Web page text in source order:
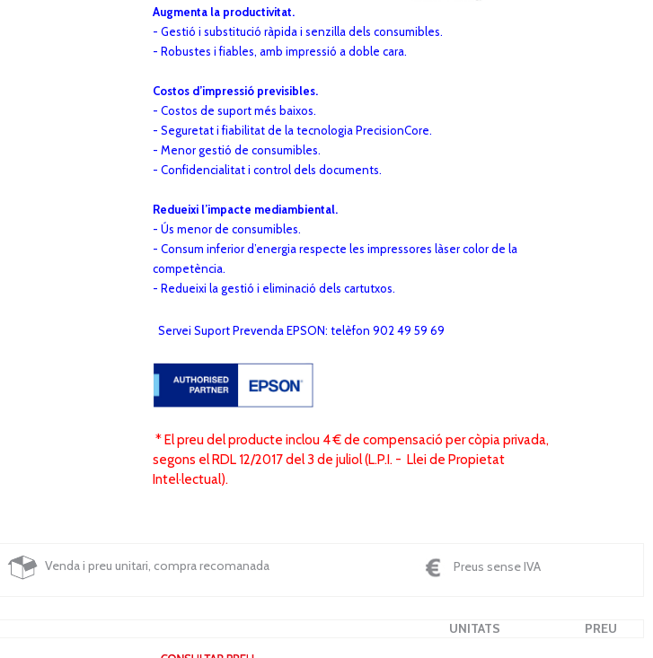
Augmenta la productivitat.
- Gestió i substitució ràpida i senzilla dels consumibles.
- Robustes i fiables, amb impressió a doble cara.
Costos d’impressió previsibles.
- Costos de suport més baixos.
- Seguretat i fiabilitat de la tecnologia PrecisionCore.
- Menor gestió de consumibles.
- Confidencialitat i control dels documents.
Redueixi l’impacte mediambiental.
- Ús menor de consumibles.
- Consum inferior d’energia respecte les impressores làser color de la
competència.
- Redueixi la gestió i eliminació dels cartutxos.
Servei Suport Prevenda EPSON: telèfon 902 49 59 69
* El preu del producte inclou 4 € de compensació per còpia privada,
segons el RDL 12/2017 del 3 de juliol (L.P.I. - Llei de Propietat
Intel·lectual).
Venda i preu unitari, compra recomanada Preus sense IVA
UNITATS
PREU